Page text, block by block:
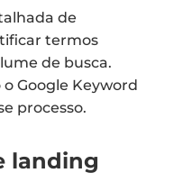
de
termos
de busca.
Google Keyword
processo.
landing